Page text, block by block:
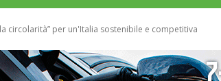
circolarità” per un'Italia sostenibile e competitiva